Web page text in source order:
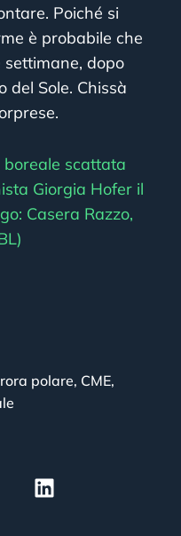
Poiché si
è probabile che
dopo
del Sole. Chissà
boreale scattata
Giorgia Hofer il
Casera Razzo,
polare, CME,